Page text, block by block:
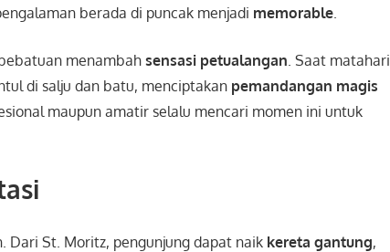
berada di puncak menjadi memorable
menambahsensasi petualangan . Saat matahari
di salju dan batu, menciptakan pemandangan magis
maupun amatir selalu mencari momen ini untuk
Dari St. Moritz, pengunjung dapat naik kereta gantung,